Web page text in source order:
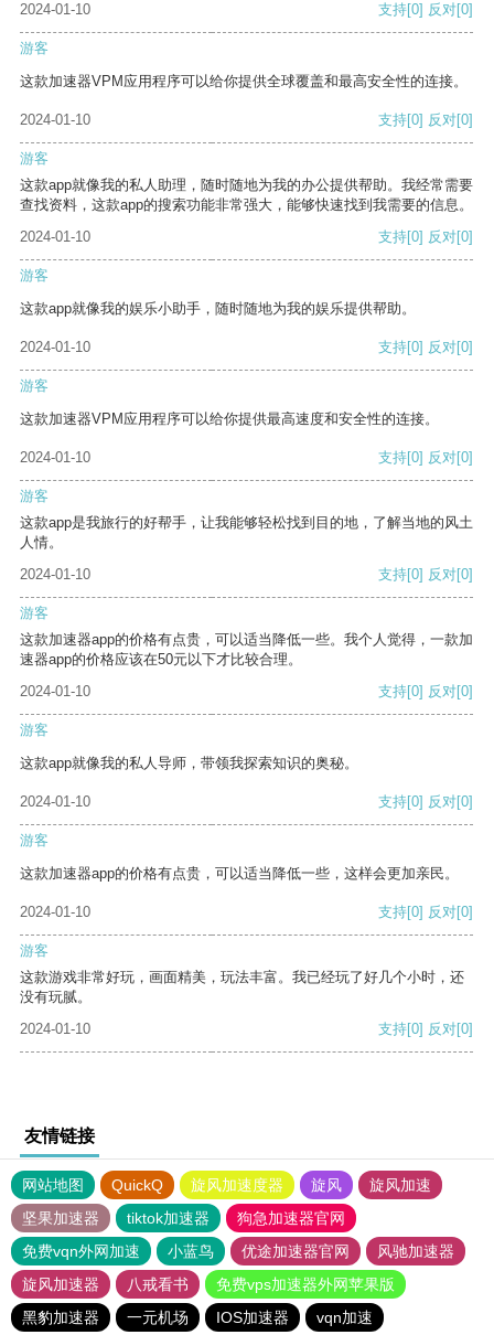
2024-01-10 支持[0] 反对[0]
游客
这款加速器VPM应用程序可以给你提供全球覆盖和最高安全性的连接。
2024-01-10 支持[0] 反对[0]
游客
这款app就像我的私人助理，随时随地为我的办公提供帮助。我经常需要
查找资料，这款app的搜索功能非常强大，能够快速找到我需要的信息。
2024-01-10
支持[0] 反对[0]
游客
这款app就像我的娱乐小助手，随时随地为我的娱乐提供帮助。
2024-01-10 支持[0] 反对[0]
游客
这款加速器VPM应用程序可以给你提供最高速度和安全性的连接。
2024-01-10 支持[0] 反对[0]
游客
这款app是我旅行的好帮手，让我能够轻松找到目的地，了解当地的风土
人情。
2024-01-10
支持[0] 反对[0]
游客
这款加速器app的价格有点贵，可以适当降低一些。我个人觉得，一款加
速器app的价格应该在50元以下才比较合理。
2024-01-10
支持[0] 反对[0]
游客
这款app就像我的私人导师，带领我探索知识的奥秘。
2024-01-10 支持[0] 反对[0]
游客
这款加速器app的价格有点贵，可以适当降低一些，这样会更加亲民。
2024-01-10 支持[0] 反对[0]
游客
这款游戏非常好玩，画面精美，玩法丰富。我已经玩了好几个小时，还
没有玩腻。
2024-01-10
支持[0] 反对[0]
友情链接
网站地图 QuickQ 旋风加速度器 旋风
旋风加速
坚果加速器
tiktok加速器
狗急加速器官网
免费vqn外网加速
小蓝鸟 优途加速器官网
风驰加速器
旋风加速器
八戒看书
免费vps加速器外网苹果版
黑豹加速器
一元机场 IOS加速器 vqn加速